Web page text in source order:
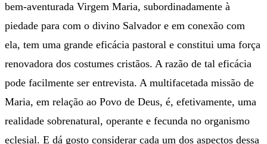
bem-aventurada Virgem Maria, subordinadamente à
piedade para com o divino Salvador e em conexão com
ela, tem uma grande eficácia pastoral e constitui uma força
renovadora dos costumes cristãos. A razão de tal eficácia
pode facilmente ser entrevista. A multifacetada missão de
Maria, em relação ao Povo de Deus, é, efetivamente, uma
realidade sobrenatural, operante e fecunda no organismo
eclesial. E dá gosto considerar cada um dos aspectos dessa